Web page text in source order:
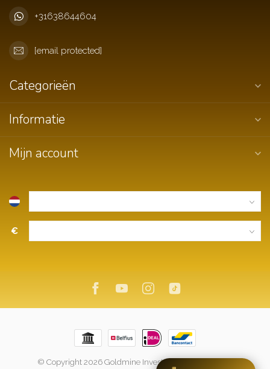
+31638644604
[email protected]
Categorieën
Informatie
Mijn account
€
© Copyright 2026 Goldmine Investment